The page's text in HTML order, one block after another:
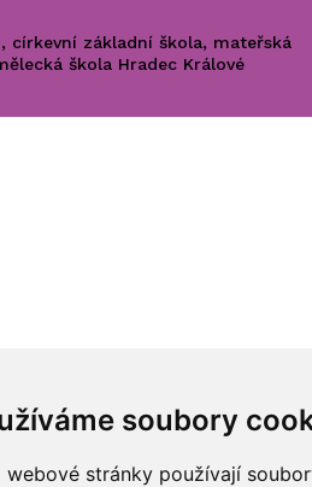
soubory
webové stránky používají
církevní základní škola, mateřská
škola Hradec Králové